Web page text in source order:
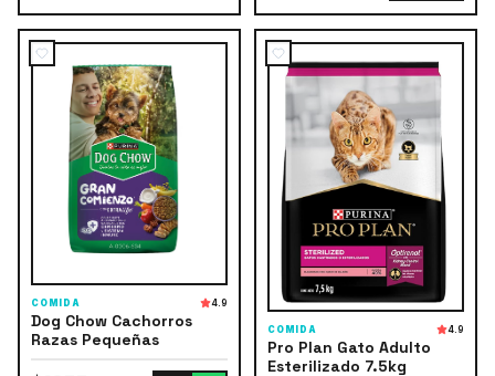
COMIDA 4.9
Dog Chow Cachorros
Razas Pequeñas
COMIDA 4.9
Pro Plan Gato Adulto
Esterilizado 7.5kg